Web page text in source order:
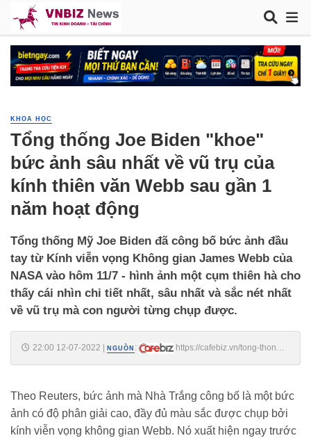
KHOA HỌC
Tổng thống Joe Biden "khoe"
bức ảnh sâu nhất về vũ trụ của
kính thiên văn Webb sau gần 1
năm hoạt động
Tổng thống Mỹ Joe Biden đã công bố bức ảnh đầu
tay từ Kính viễn vọng Không gian James Webb của
NASA vào hôm 11/7 - hình ảnh một cụm thiên hà cho
thấy cái nhìn chi tiết nhất, sâu nhất và sắc nét nhất
về vũ trụ mà con người từng chụp được.
22:00 12-07-2022 NGUỒN :
https://cafebiz.vn/tong-thong-
Theo Reuters, bức ảnh mà Nhà Trắng công bố là một bức
ảnh có độ phân giải cao, đầy đủ màu sắc được chụp bởi
kính viễn vọng không gian Webb. Nó xuất hiện ngay trước